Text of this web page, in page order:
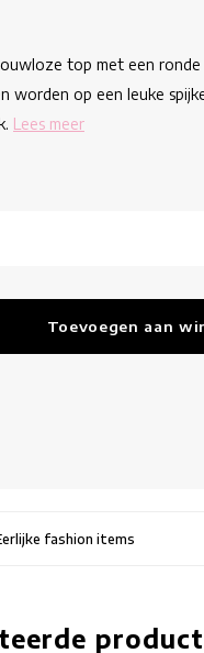
top met een
worden op een leuke
Lees meer
Toevoegen aan
fashion items